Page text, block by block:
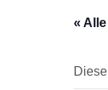
«